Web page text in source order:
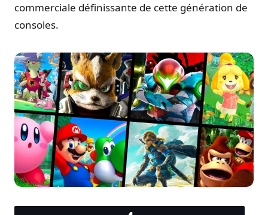
commerciale définissante de cette génération de
consoles.